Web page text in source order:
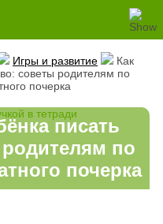
Игры и развитие
Как
советы родителям по
почерка
писать
по
почерка